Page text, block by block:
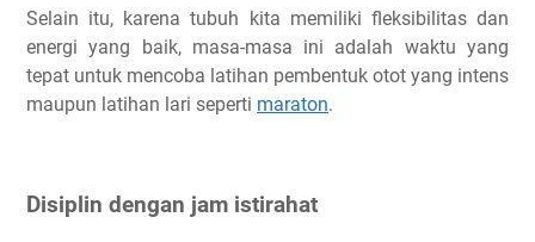
Selain itu, karena tubuh kita memiliki fleksibilitas dan
energi yang baik, masa-masa ini adalah waktu yang
tepat untuk mencoba latihan pembentuk otot yang intens
maupun latihan lari seperti maraton.
Disiplin dengan jam istirahat